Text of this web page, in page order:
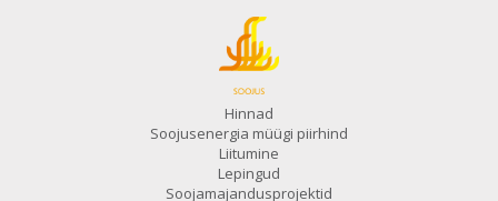
Hinnad
Soojusenergia müügi piirhind
Liitumine
Lepingud
Soojamajandusprojektid